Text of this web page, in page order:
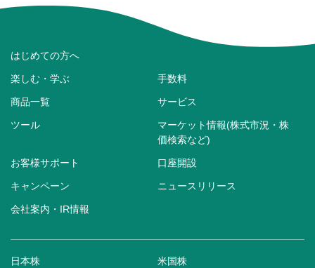
はじめての方へ
楽しむ・学ぶ 手数料
商品一覧 サービス
ツール
マーケット情報(株式市況・株
価検索など)
お客様サポート 口座開設
キャンペーン ニュースリリース
会社案内・IR情報
日本株 米国株